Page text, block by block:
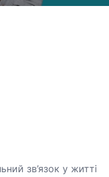
зв’язок у житті